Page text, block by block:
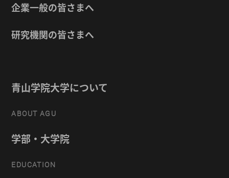
企業一般の皆さまへ
研究機関の皆さまへ
青山学院大学について
ABOUT AGU
学部・大学院
EDUCATION